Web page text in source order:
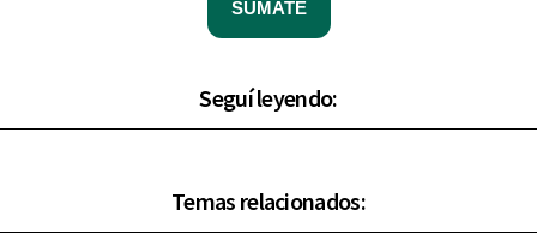
SUMATE
Seguí leyendo:
Temas relacionados: